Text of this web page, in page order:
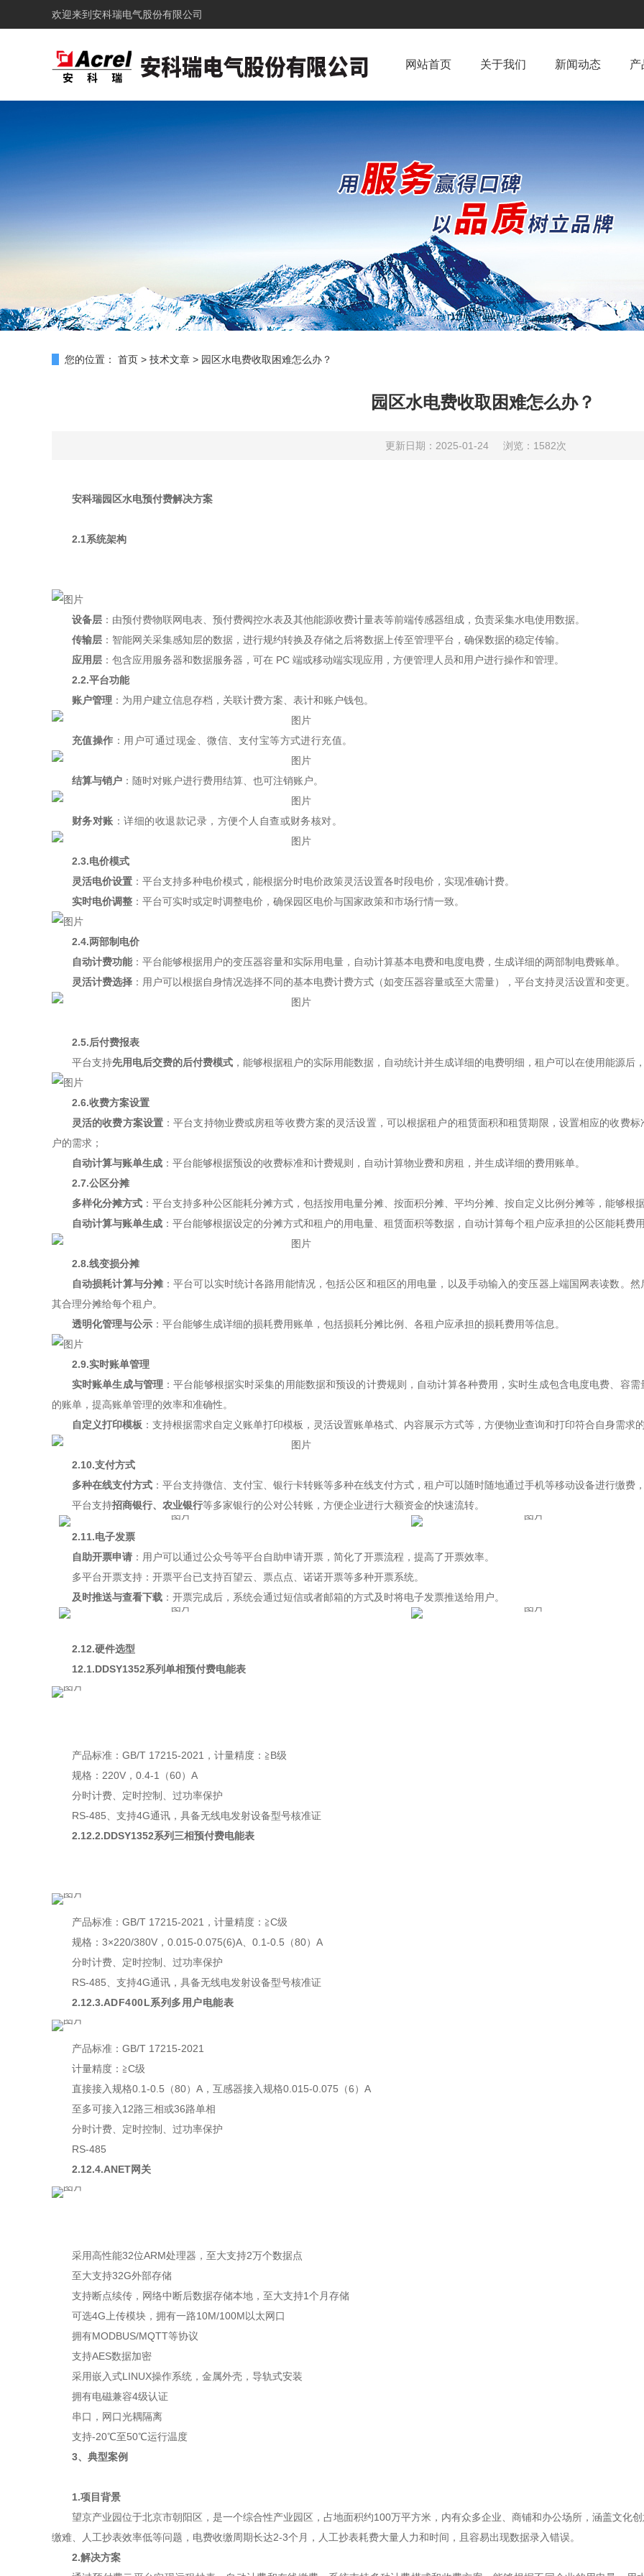
欢迎来到 安科瑞电气股份有限公司
网站首页 关于我们 新闻动态 产
您的位置： 首页 > 技术文章 > 园区水电费收取困难怎么办？
园区水电费收取困难怎么办？
更新日期：2025-01-24 浏览：1582次
安科瑞园区水电预付费解决方案
2.1系统架构
设备层 ：由预付费物联网电表、预付费阀控水表及其他能源收费计量表等前端传感器组成，负责采集水电使用数据。
传输层 ：智能网关采集感知层的数据，进行规约转换及存储之后将数据上传至管理平台，确保数据的稳定传输。
应用层 ：包含应用服务器和数据服务器，可在 PC 端或移动端实现应用，方便管理人员和用户进行操作和管理。
2.2.平台功能
账户管理 ：为用户建立信息存档，关联计费方案、表计和账户钱包。
充值操作 ：用户可通过现金、微信、支付宝等方式进行充值。
结算与销户 ：随时对账户进行费用结算、也可注销账户。
财务对账 ：详细的收退款记录，方便个人自查或财务核对。
2.3.电价模式
灵活电价设置 ：平台支持多种电价模式，能根据分时电价政策灵活设置各时段电价，实现准确计费。
实时电价调整 ：平台可实时或定时调整电价，确保园区电价与国家政策和市场行情一致。
2.4.两部制电价
自动计费功能：平台能够根据用户的变压器容量和实际用电量，自动计算基本电费和电度电费，生成详细的两部制电费账单。
灵活计费选择 ：用户可以根据自身情况选择不同的基本电费计费方式（如变压器容量或至大需量），平台支持灵活设置和变更。
2.5.后付费报表
平台支持先用电后交费的后付费模式 ，能够根据租户的实际用能数据，自动统计并生成详细的电费明细，租户可以在使用能源后
2.6.收费方案设置
灵活的收费方案设置 ：平台支持物业费或房租等收费方案的灵活设置，可以根据租户的租赁面积和租赁期限，设置相应的收费
户的需求；
自动计算与账单生成 ：平台能够根据预设的收费标准和计费规则，自动计算物业费和房租，并生成详细的费用账单。
2.7.公区分摊
多样化分摊方式 ：平台支持多种公区能耗分摊方式，包括按用电量分摊、按面积分摊、平均分摊、按自定义比例分摊等，能够根
自动计算与账单生成 ：平台能够根据设定的分摊方式和租户的用电量、租赁面积等数据，自动计算每个租户应承担的公区能耗费
2.8.线变损分摊
自动损耗计算与分摊 ：平台可以实时统计各路用能情况，包括公区和租区的用电量，以及手动输入的变压器上端国网表读数。
其合理分摊给每个租户。
透明化管理与公示 ：平台能够生成详细的损耗费用账单，包括损耗分摊比例、各租户应承担的损耗费用等信息。
2.9.实时账单管理
实时账单生成与管理 ：平台能够根据实时采集的用能数据和预设的计费规则，自动计算各种费用，实时生成包含电度电费、容
的账单，提高账单管理的效率和准确性。
自定义打印模板 ：支持根据需求自定义账单打印模板，灵活设置账单格式、内容展示方式等，方便物业查询和打印符合自身需求
2.10.支付方式
多种在线支付方式 ：平台支持微信、支付宝、银行卡转账等多种在线支付方式，租户可以随时随地通过手机等移动设备进行缴费
平台支持招商银行、农业银行等多家银行的公对公转账，方便企业进行大额资金的快速流转。
2.11.电子发票
自助开票申请 ：用户可以通过公众号等平台自助申请开票，简化了开票流程，提高了开票效率。
多平台开票支持：开票平台已支持百望云、票点点、诺诺开票等多种开票系统。
及时推送与查看下载 ：开票完成后，系统会通过短信或者邮箱的方式及时将电子发票推送给用户。
2.12.硬件选型
12.1.DDSY1352系列单相预付费电能表
产品标准：GB/T 17215-2021，计量精度：≧B级
规格：220V，0.4-1（60）A
分时计费、定时控制、过功率保护
RS-485、支持4G通讯 ，具备无线电发射设备型号核准证
2.12.2.DDSY1352系列三相预付费电能表
产品标准：GB/T 17215-2021，计量精度：≧C级
规格：3×220/380V，0.015-0.075(6)A、0.1-0.5（80）A
分时计费、定时控制、过功率保护
RS-485、支持4G通讯，具备无线电发射设备型号核准证
2.12.3.ADF400L系列多用户电能表
产品标准：GB/T 17215-2021
计量精度：≧C级
直接接入规格0.1-0.5（80）A，互感器接入规格0.015-0.075（6）A
至多可接入12路三相或36路单相
分时计费、定时控制、过功率保护
RS-485
2.12.4.ANET网关
采用高性能32位ARM处理器，至大支持2万个数据点
至大支持32G外部存储
支持断点续传，网络中断后数据存储本地，至大支持1个月存储
可选4G上传模块，拥有一路10M/100M以太网口
拥有MODBUS/MQTT等协议
支持AES数据加密
采用嵌入式LINUX操作系统，金属外壳，导轨式安装
拥有电磁兼容4级认证
串口，网口光耦隔离
支持-20℃至50℃运行温度
3、典型案例
1.项目背景
望京产业园位于北京市朝阳区，是一个综合性产业园区，占地面积约100万平方米，内有众多企业、商铺和办公场所，涵盖文化
缴难、人工抄表效率低等问题，电费收缴周期长达2-3个月，人工抄表耗费大量人力和时间，且容易出现数据录入错误。
2.解决方案